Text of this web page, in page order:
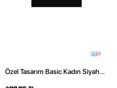
2
Özel Tasarım Basic Kadın Siyah